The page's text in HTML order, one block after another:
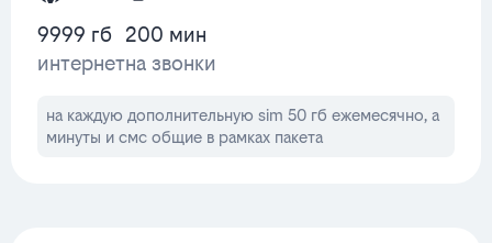
9999 гб
интернет
200 мин
на звонки
на каждую дополнительную sim 50 гб ежемесячно, а
минуты и смс общие в рамках пакета